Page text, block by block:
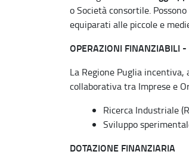
o Società consortile.
equiparati alle piccole e
OPERAZIONI FINANZIABILI
La Regione Puglia
collaborativa tra Imprese e
Ricerca Industriale
Sviluppo
DOTAZIONE FINANZIARIA